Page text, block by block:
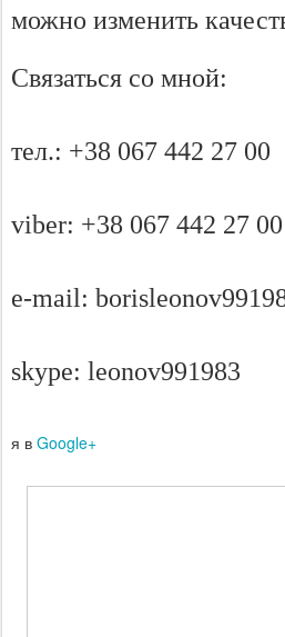
можно изменить
Связаться со мной:
тел.: +38 067 442 27 00
viber: +38 067 442 27 00
e-mail:
skype: leonov991983
я в Google+